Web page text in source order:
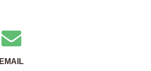
EMAIL